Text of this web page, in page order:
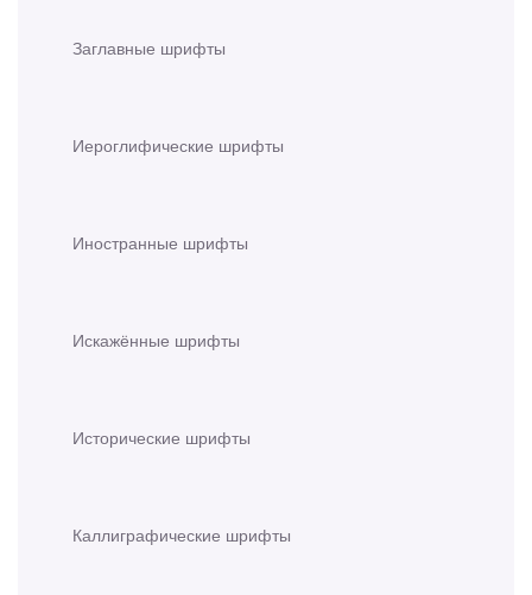
Заглавные шрифты
Иероглифические шрифты
Иностранные шрифты
Искажённые шрифты
Исторические шрифты
Каллиграфические шрифты